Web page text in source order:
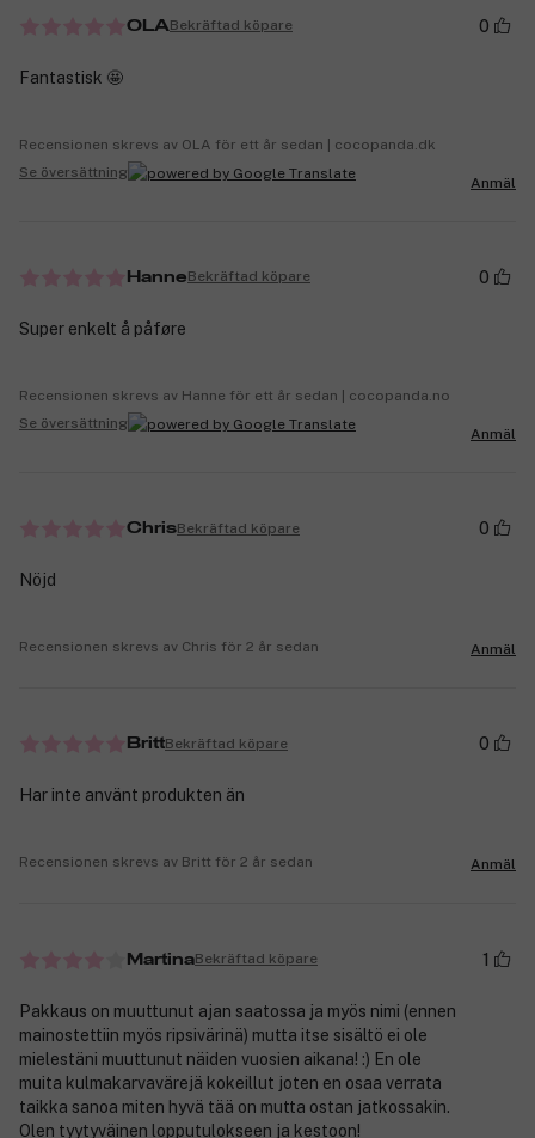
OLABekräftad köpare 0
Fantastisk 🤩
Recensionen skrevs av OLA för ett år sedan | cocopanda.dk
Se översättning
Anmäl
HanneBekräftad köpare 0
Super enkelt å påføre
Recensionen skrevs av Hanne för ett år sedan | cocopanda.no
Se översättning
Anmäl
ChrisBekräftad köpare 0
Nöjd
Recensionen skrevs av Chris för 2 år sedan Anmäl
BrittBekräftad köpare 0
Har inte använt produkten än
Recensionen skrevs av Britt för 2 år sedan Anmäl
MartinaBekräftad köpare 1
Pakkaus on muuttunut ajan saatossa ja myös nimi (ennen
mainostettiin myös ripsivärinä) mutta itse sisältö ei ole
mielestäni muuttunut näiden vuosien aikana! :) En ole
muita kulmakarvavärejä kokeillut joten en osaa verrata
taikka sanoa miten hyvä tää on mutta ostan jatkossakin.
Olen tyytyväinen lopputulokseen ja kestoon!